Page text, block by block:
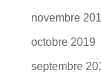
novembre
octobre 2019
septembre